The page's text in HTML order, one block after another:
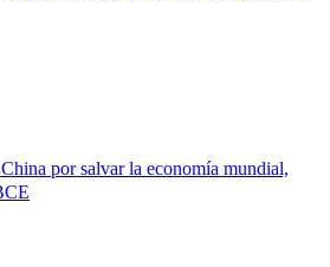
por salvar la economía mundial,